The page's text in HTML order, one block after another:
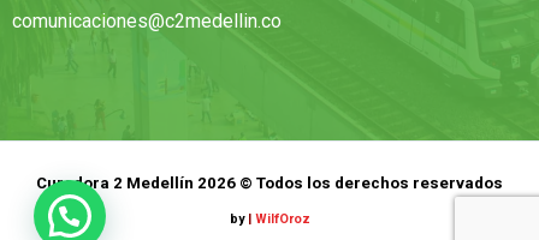
comunicaciones@c2medellin.co
Curadora 2 Medellín 2026 © Todos los derechos reservados
by| WilfOroz